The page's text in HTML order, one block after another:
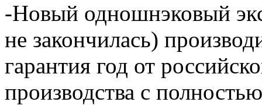
-Новый одношнэковый
не закончилась)
гарантия год от
производства с